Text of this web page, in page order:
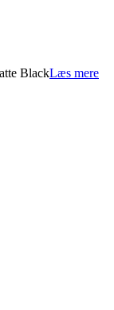
BlackLæs mere